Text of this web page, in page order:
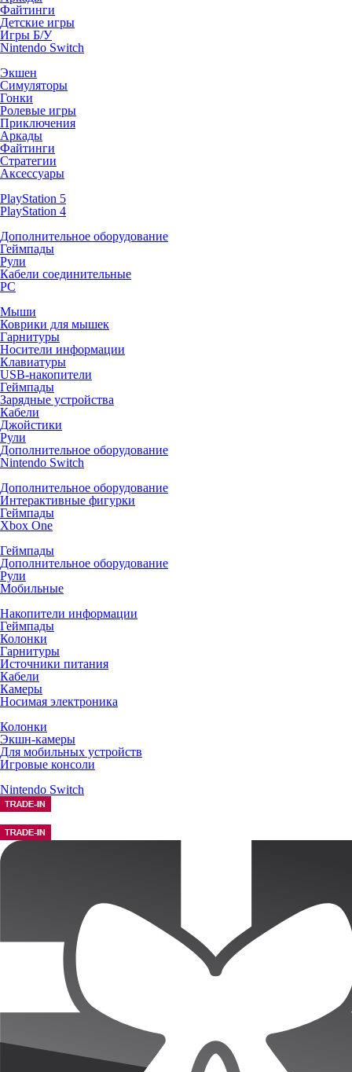
Файтинги
Детские игры
Игры Б/У
Nintendo Switch
Экшен
Симуляторы
Гонки
Ролевые игры
Приключения
Аркады
Файтинги
Стратегии
Аксессуары
PlayStation 5
PlayStation 4
Дополнительное оборудование
Геймпады
Рули
Кабели соединительные
PC
Мыши
Коврики для мышек
Гарнитуры
Носители информации
Клавиатуры
USB-накопители
Геймпады
Зарядные устройства
Кабели
Джойстики
Рули
Дополнительное оборудование
Nintendo Switch
Дополнительное оборудование
Интерактивные фигурки
Геймпады
Xbox One
Геймпады
Дополнительное оборудование
Рули
Мобильные
Накопители информации
Геймпады
Колонки
Гарнитуры
Источники питания
Кабели
Камеры
Носимая электроника
Колонки
Экшн-камеры
Для мобильных устройств
Игровые консоли
Nintendo Switch